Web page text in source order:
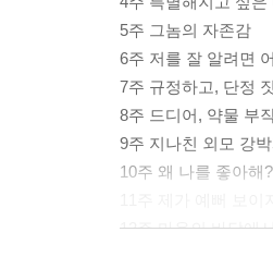
5주 그놈의 자존감
6주 저를 잘 알려면
7주 규정하고, 단정
8주 드디어, 약물 부
9주 지나친 외모 강
10주 왜 나를 좋아해
12주 마음의 바닥에